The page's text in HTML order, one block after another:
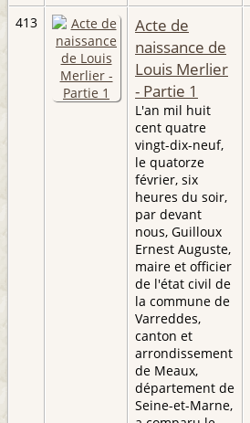
413
Acte de
naissance de
Louis Merlier
- Partie 1
L'an mil huit
cent quatre
vingt-dix-neuf,
le quatorze
février, six
heures du soir,
par devant
nous, Guilloux
Ernest Auguste,
maire et officier
de l'état civil de
la commune de
Varreddes,
canton et
arrondissement
de Meaux,
département de
Seine-et-Marne,